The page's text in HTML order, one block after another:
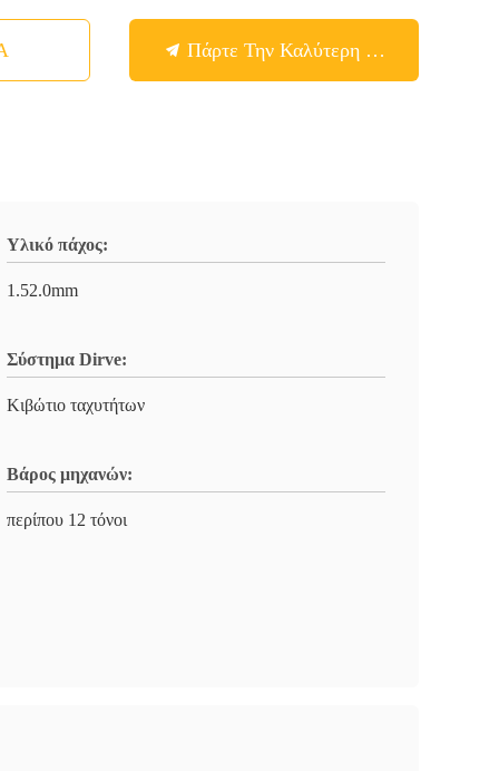
Πάρτε Την Καλύτερη Τιμή
Υλικό πάχος:
1.52.0mm
Σύστημα Dirve:
Κιβώτιο ταχυτήτων
Βάρος μηχανών:
περίπου 12 τόνοι